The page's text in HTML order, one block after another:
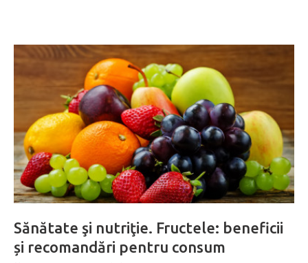
Sănătate şi nutriţie. Fructele: beneficii
și recomandări pentru consum